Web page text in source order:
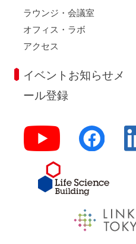
ラウンジ・会議室
オフィス・ラボ
アクセス
イベントお知らせメ
ール登録